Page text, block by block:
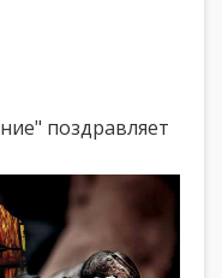
поздравляет